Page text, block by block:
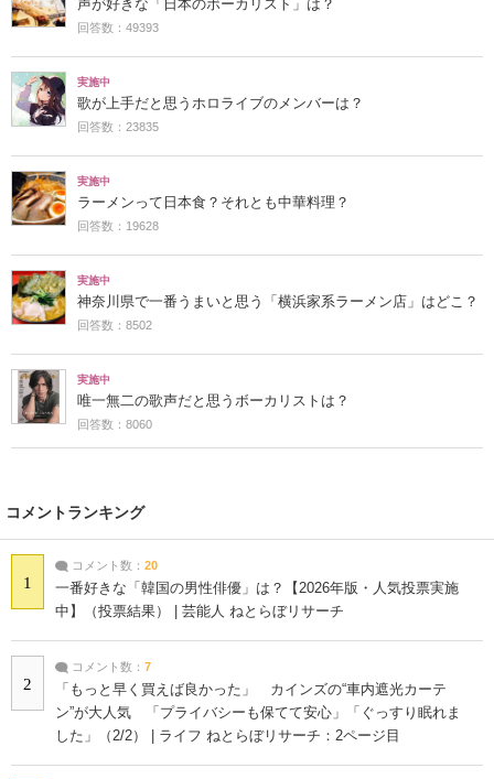
声が好きな「日本のボーカリスト」は？
回答数：49393
実施中
歌が上手だと思うホロライブのメンバーは？
回答数：23835
実施中
ラーメンって日本食？それとも中華料理？
回答数：19628
実施中
神奈川県で一番うまいと思う「横浜家系ラーメン店」はどこ？
回答数：8502
実施中
唯一無二の歌声だと思うボーカリストは？
回答数：8060
コメントランキング
1
コメント数： 20
一番好きな「韓国の男性俳優」は？【2026年版・人気投票実施
中】（投票結果） | 芸能人 ねとらぼリサーチ
2
コメント数： 7
「もっと早く買えば良かった」 カインズの“車内遮光カーテ
ン”が大人気 「プライバシーも保てて安心」「ぐっすり眠れま
した」（2/2） | ライフ ねとらぼリサーチ：2ページ目